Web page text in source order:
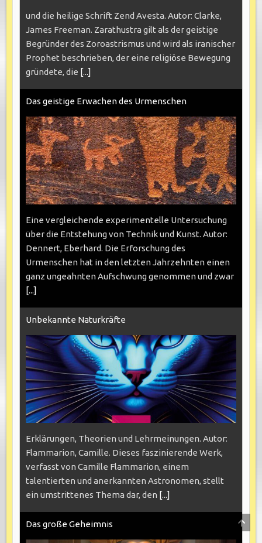
und die heilige Schrift Zend Avesta. Autor: Clarke,
James Freeman. Zarathustra gilt als der geistige
Begründer des Zoroastrismus und wird als iranischer
Prophet beschrieben, der eine religiöse Bewegung
gründete, die [...]
Das geistige Erwachen des Urmenschen
Eine vergleichende experimentelle Untersuchung
über die Entstehung von Technik und Kunst. Autor:
Dennert, Eberhard. Die Erforschung des
Urmenschen hat in den letzten Jahrzehnten einen
ganz ungeahnten Aufschwung genommen und zwar
[...]
Unbekannte Naturkräfte
Erklärungen, Theorien und Lehrmeinungen. Autor:
Flammarion, Camille. Dieses faszinierende Werk,
verfasst von Camille Flammarion, einem
talentierten und anerkannten Astronomen, stellt
ein umstrittenes Thema dar, den [...]
Das große Geheimnis TO